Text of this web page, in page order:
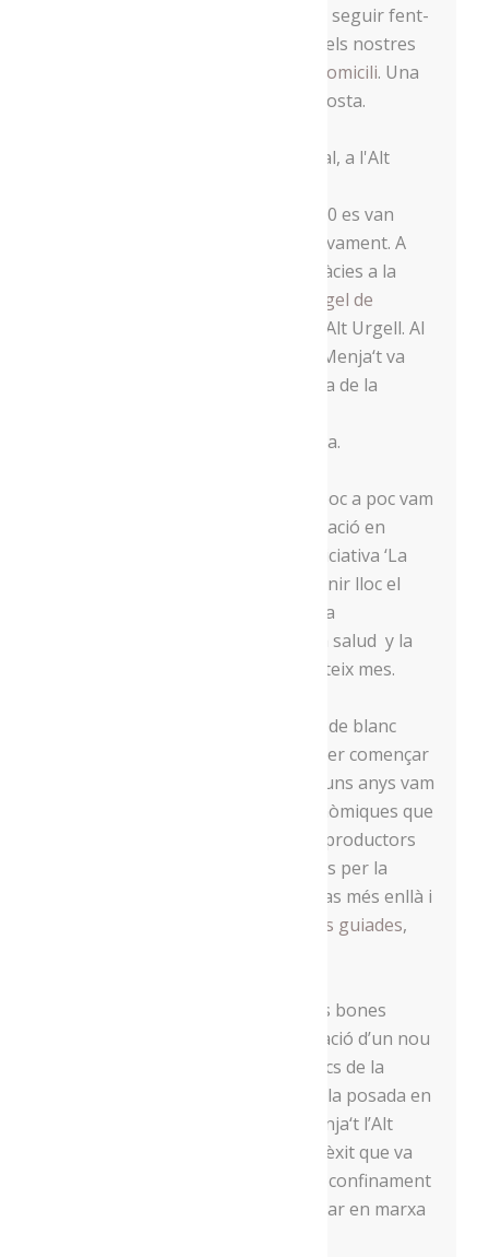
organitzar ràpidament per poder seguir fent-
vos arribar tot allò que elaboren els nostres
vam oferir servei a domicili. Una
acció que va tenir molt bona resposta.
Dues bones notícies d’aquest 2020 es van
produir a l’abril i al maig, respectivament. A
l’abril vam arribar als 25 socis, gràcies a la
Carnisseria Àngel de
‘t l’Alt Urgell. Al
Menja‘t va
seguir creixent, gràcies a l’entrada de la
, d’Oliana.
Amb l’arribada del bon temps, a poc a poc vam
poder anar recuperant la participació en
algunes activitats, com ara a la iniciativa ‘La
Seu es vesteix de blanc’, que va tenir lloc el
mes de juliol, o el seminari web ‘La
de la salud y la
‘, que es va fer el mateix mes.
A l’agost, vam tenir la sort de poder començar
les rutes guiades. Com sabeu, fa uns anys vam
dissenyar fins a set rutes gastronòmiques que
permeten conèixer diversos dels productors
‘t l’Alt Urgell té repartits per la
comarca. A l’agost vam anar un pas més enllà i
rutes guiades,
Al setembre van tenir també dues bones
notícies, d’una banda la incorporació d’un nou
soci, els productors d’ous ecològics de la
Nostra Terra, d’Oliana. De l’altra, la posada en
Menja‘t l’Alt
Urgell. Justament, la pandèmia i l’èxit que va
tenir la venda a domicili durant el confinament
ens van ajudar a fer el pas i a posar en marxa